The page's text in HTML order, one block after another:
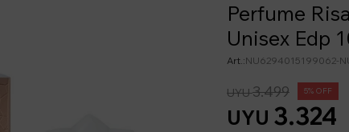
Perfume
Unisex Edp
NU6294015199062-
UYU 3.324
UYU3.499 5